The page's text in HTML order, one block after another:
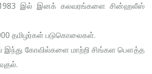
1983 இல் இனக் கலவரங்களை சின்ஹலீஸ்
தமிழர்கள் படுகொலைகள்.
இந்து கோவில்களை மாற்றி சிங்கள பௌத்த